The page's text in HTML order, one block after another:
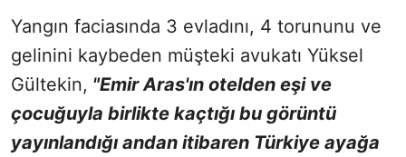
Yangın faciasında 3 evladını, 4 torununu ve
gelinini kaybeden müşteki avukatı Yüksel
Gültekin, "Emir Aras'ın otelden eşi ve
çocuğuyla birlikte kaçtığı bu görüntü
yayınlandığı andan itibaren Türkiye ayağa